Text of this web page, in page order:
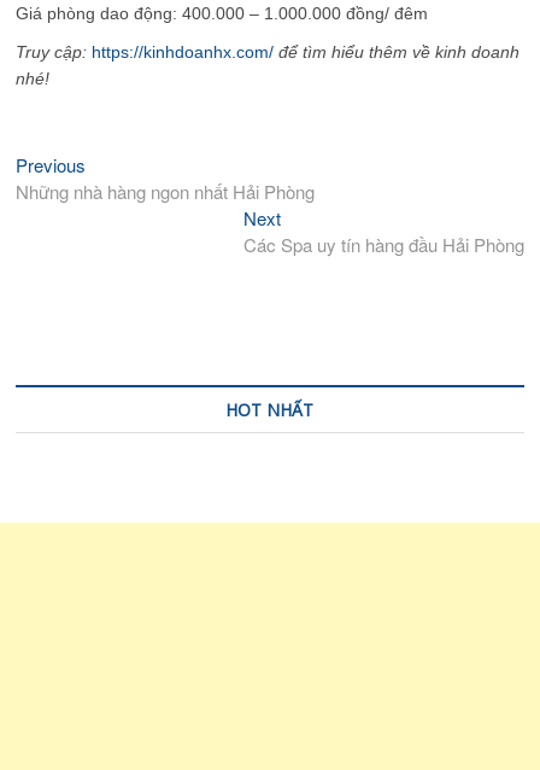
Giá phòng dao động: 400.000 – 1.000.000 đồng/ đêm
Truy cập: https://kinhdoanhx.com/ để tìm hiểu thêm về kinh doanh
nhé!
Điều
hướng
Previous
post:
Những nhà hàng ngon nhất Hải Phòng
NextNext
post:
Các Spa uy tín hàng đầu Hải Phòng
HOT NHẤT